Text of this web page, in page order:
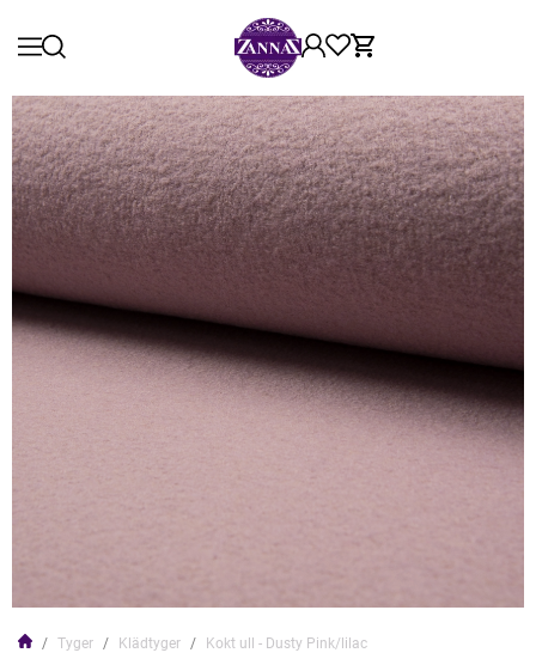
Tyger Klädtyger Kokt ull - Dusty Pink/lilac